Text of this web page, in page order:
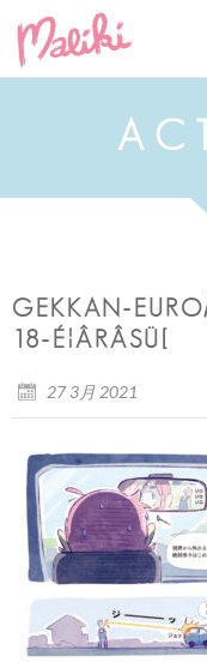
A C
GEKKAN-
18-É¦ÂRÂSÜ[
27 3月 2021